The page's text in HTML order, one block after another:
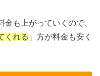
も上がっていくので、
くれる 」方が料金も安く